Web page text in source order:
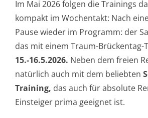
Im Mai 2026 folgen die Trainings
kompakt im Wochentakt: Nach
Pause wieder im Programm: der
das mit einem Traum-Brückentag-
15.-16.5.2026. Neben dem freien
natürlich auch mit dem beliebten
Training, das auch für absolute
Einsteiger prima geeignet ist.